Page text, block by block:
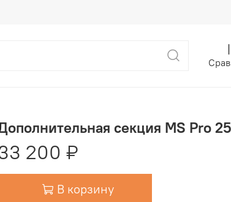
секция MS Pro
200 ₽
В корзину